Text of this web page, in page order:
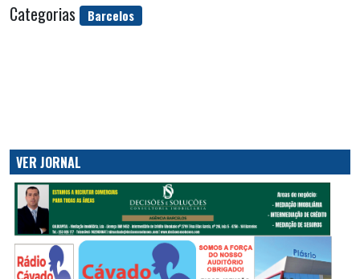
Categorias Barcelos
VER JORNAL